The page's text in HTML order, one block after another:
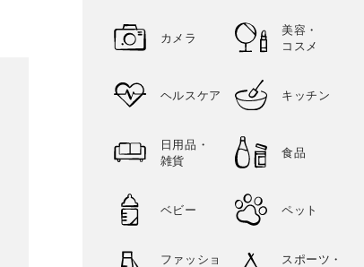
カメラ
美容・
コスメ
ヘルスケア キッチン
日用品・
雑貨
食品
ベビー ペット
ファッショ
スポーツ・